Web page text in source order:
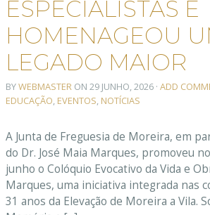
ESPECIALISTAS E
HOMENAGEOU
LEGADO MAIOR
BYWEBMASTER ON 29 JUNHO, 2026 · ADD
EDUCAÇÃO, EVENTOS, NOTÍCIAS
A Junta de Freguesia de Moreira, em
do Dr. José Maia Marques, promoveu
junho o Colóquio Evocativo da Vida e
Marques, uma iniciativa integrada nas
31 anos da Elevação de Moreira a Vila.